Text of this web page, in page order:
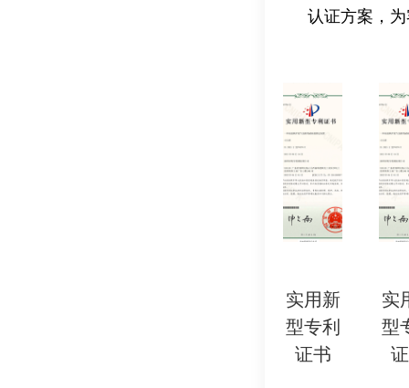
四、为什么要做检测
CCC、UL）。
2. 安全性保障：
- 防止电池起火、爆
3. 市场准入：
- 未通过认证的产
5. 国际互认：
- 通过CB认证可减
认证方案，
实用新
型专利
证书